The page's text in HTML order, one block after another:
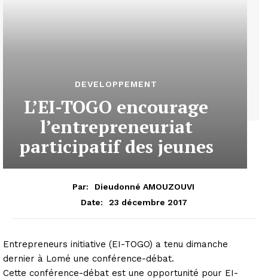
DEVELOPPEMENT
L’EI-TOGO encourage
l’entrepreneuriat
participatif des jeunes
Par:
Dieudonné AMOUZOUVI
Date:
23 décembre 2017
Entrepreneurs initiative (EI-TOGO) a tenu dimanche
dernier à Lomé une conférence-débat.
Cette conférence-débat est une opportunité pour EI-